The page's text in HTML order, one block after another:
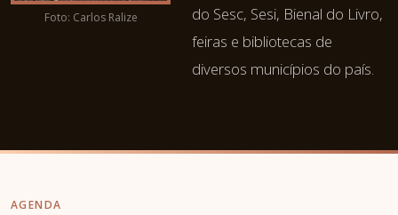
Foto: Carlos Ralize
do Sesc, Sesi, Bienal do Livro,
feiras e bibliotecas de
diversos municípios do país.
AGENDA